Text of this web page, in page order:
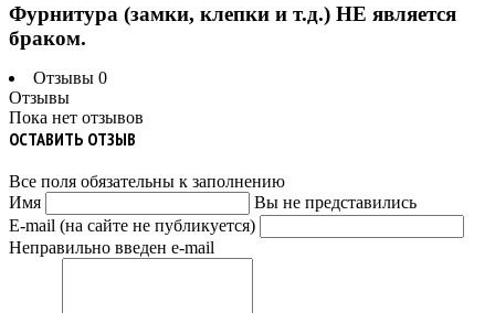
Фурнитура (замки, клепки и т.д.) НЕ является
браком.
Отзывы 0
Отзывы
Пока нет отзывов
ОСТАВИТЬ ОТЗЫВ
Все поля обязательны к заполнению
Имя
Вы не представились
E-mail (на сайте не публикуется)
Неправильно введен e-mail